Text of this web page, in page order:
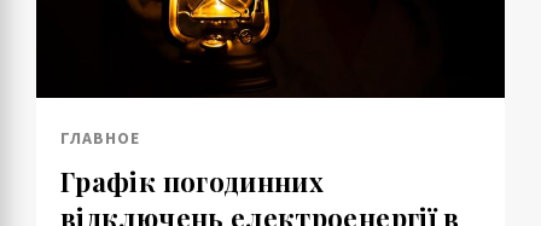
ГЛАВНОЕ
Графік погодинних
відключень електроенергії в